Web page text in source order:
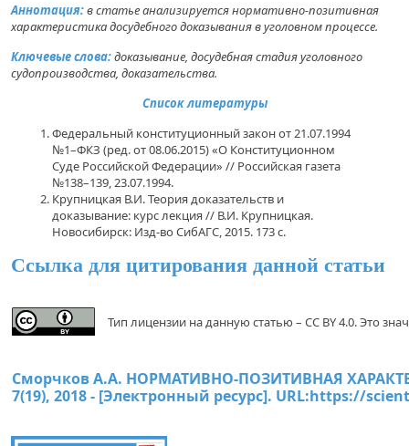
Аннотация:в статье анализируется нормативно-позитивная
характеристика досудебного доказывания в уголовном процессе.
Ключевые слова:доказывание, досудебная стадия уголовного
судопроизводства, доказательства.
Список литературы
Федеральный конституционный закон от 21.07.1994
№1–ФКЗ (ред. от 08.06.2015) «О Конституционном
Суде Российской Федерации» // Российская газета
№138–139, 23.07.1994.
Крупницкая В.И. Теория доказательств и
доказывание: курс лекция // В.И. Крупницкая.
Новосибирск: Изд-во СибАГС, 2015. 173 с.
Ссылка для цитирования данной статьи
Тип лицензии на данную статью – CC BY 4.0. Это
Сморчков А.А. НОРМАТИВНО-ПОЗИТИВНАЯ
7(19), 2018 - [Электронный ресурс]. URL:https://